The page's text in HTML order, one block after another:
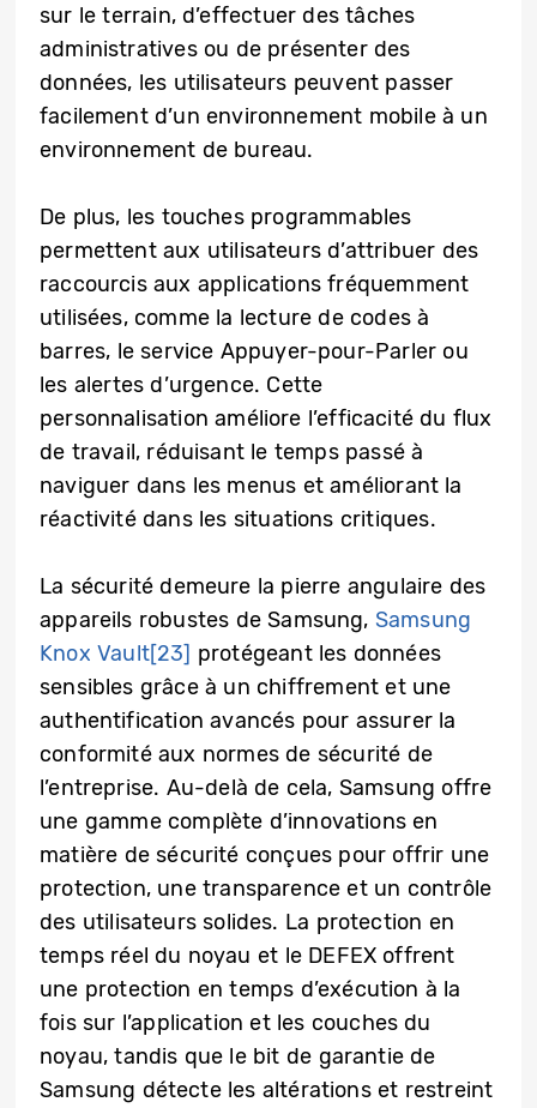
sur le terrain, d’effectuer des tâches
administratives ou de présenter des
données, les utilisateurs peuvent passer
facilement d’un environnement mobile à un
environnement de bureau.
De plus, les touches programmables
permettent aux utilisateurs d’attribuer des
raccourcis aux applications fréquemment
utilisées, comme la lecture de codes à
barres, le service Appuyer-pour-Parler ou
les alertes d’urgence. Cette
personnalisation améliore l’efficacité du flux
de travail, réduisant le temps passé à
naviguer dans les menus et améliorant la
réactivité dans les situations critiques.
La sécurité demeure la pierre angulaire des
appareils robustes de Samsung, Samsung
Knox Vault[23] protégeant les données
sensibles grâce à un chiffrement et une
authentification avancés pour assurer la
conformité aux normes de sécurité de
l’entreprise. Au-delà de cela, Samsung offre
une gamme complète d’innovations en
matière de sécurité conçues pour offrir une
protection, une transparence et un contrôle
des utilisateurs solides. La protection en
temps réel du noyau et le DEFEX offrent
une protection en temps d’exécution à la
fois sur l’application et les couches du
noyau, tandis que le bit de garantie de
Samsung détecte les altérations et restreint